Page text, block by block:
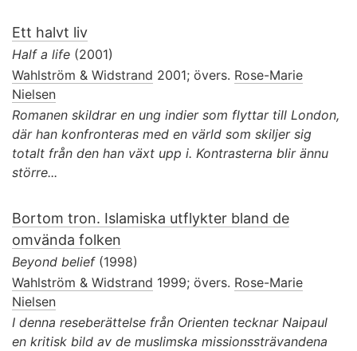
Ett halvt liv
Half a life (2001)
Wahlström & Widstrand 2001; övers. Rose-Marie
Nielsen
Romanen skildrar en ung indier som flyttar till London,
där han konfronteras med en värld som skiljer sig
totalt från den han växt upp i. Kontrasterna blir ännu
större...
Bortom tron. Islamiska utflykter bland de
omvända folken
Beyond belief(1998)
Wahlström & Widstrand 1999; övers. Rose-Marie
Nielsen
I denna reseberättelse från Orienten tecknar Naipaul
en kritisk bild av de muslimska missionssträvandena